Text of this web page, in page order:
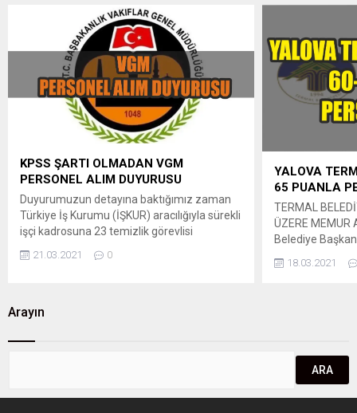
Kanunu’nun 53.maddesinde belirtilen
süreler geçmiş olsa bile; kasten işlenen bir
suçtan dolayı bir yıl veya daha fazla süreyle
hapis cezasına ya da affa uğramış...
mühendisi,
mühendisi, su
KPSS ŞARTI OLMADAN VGM
PERSONEL ALIM DUYURUSU
Duyurumuzun detayına baktığımız zaman
Türkiye İş Kurumu (İŞKUR) aracılığıyla sürekli
işçi kadrosuna 23 temizlik görevlisi
Türk Soylu Yabancıların Türkiye’de Meslek
Çalıştırılabilmelerine İlişkin Kanun hükümleri
olmak,2) İlan tarihi itibarıyla 18 yaşını
21.03.2021 0
YALOVA
65 PUANLA
TERMAL
ÜZERE
Belediye
istihdam
18.03.2021
Arayın